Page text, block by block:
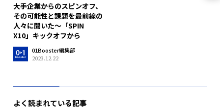
大手企業からのスピンオフ、
その可能性と課題を最前線の
人々に聞いた〜「SPIN
X10」キックオフから
01Booster編集部
2023.12.22
よく読まれている記事